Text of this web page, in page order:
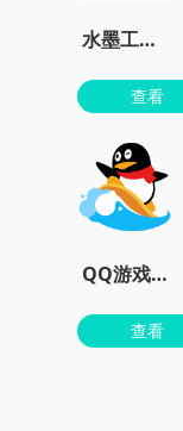
水墨工具箱
查看
QQ游戏大厅官方版下载安装
查看